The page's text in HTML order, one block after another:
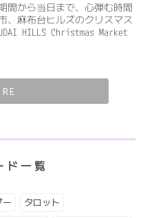
間から当日まで、心弾む時間
、麻布台ヒルズのクリスマス
HILLS Christmas Market
ド一覧
ー タロット